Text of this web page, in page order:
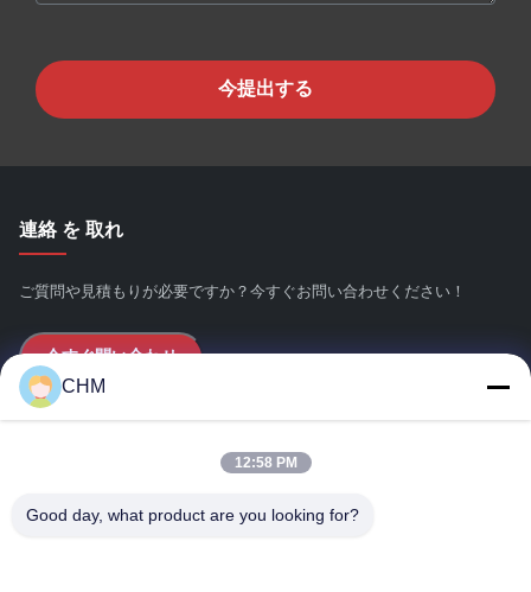
今提出する
連絡 を 取れ
ご質問や見積もりが必要ですか？今すぐお問い合わせください！
今すぐ問い合わせ
CHM
12:58 PM
Good day, what product are you looking for?